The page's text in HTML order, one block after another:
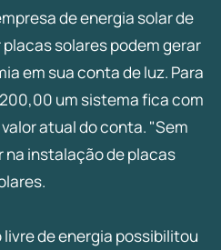
de energia solar de
solares podem gerar
em sua conta de luz. Para
um sistema fica com
atual do conta. "Sem
instalação de placas
de energia possibilitou